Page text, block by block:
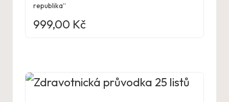
republika“
999,00 Kč